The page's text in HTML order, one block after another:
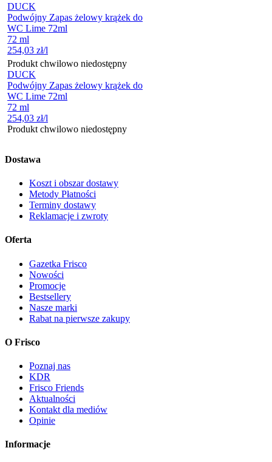
DUCK
Podwójny Zapas żelowy krążek do
WC Lime 72ml
72 ml
254,03 zł/l
Produkt chwilowo niedostępny
DUCK
Podwójny Zapas żelowy krążek do
WC Lime 72ml
72 ml
254,03 zł/l
Produkt chwilowo niedostępny
Dostawa
Koszt i obszar dostawy
Metody Płatności
Terminy dostawy
Reklamacje i zwroty
Oferta
Gazetka Frisco
Nowości
Promocje
Bestsellery
Nasze marki
Rabat na pierwsze zakupy
O Frisco
Poznaj nas
KDR
Frisco Friends
Aktualności
Kontakt dla mediów
Opinie
Informacje